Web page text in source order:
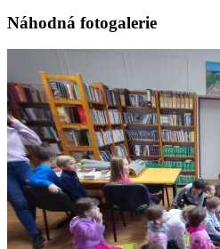
Náhodná fotogalerie